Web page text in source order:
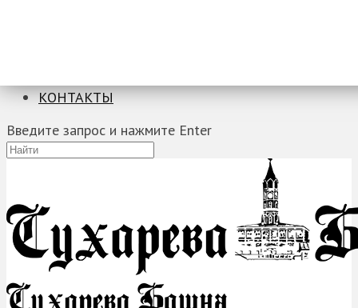
КОНТАКТЫ
Введите запрос и нажмите Enter